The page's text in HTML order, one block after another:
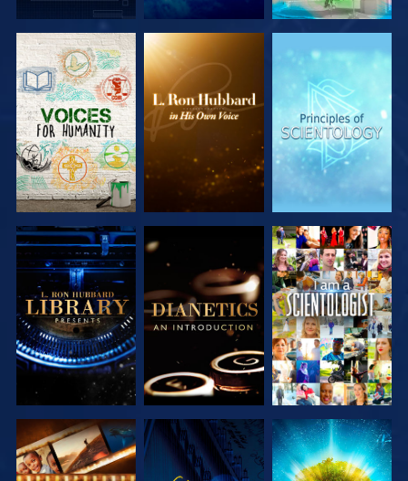
DÉCOUVRIR
LES SÉRIES
DÉCOUVRIR
LES SÉRIES
DÉCOUVRIR
LES SÉRIES
DÉCOUVRIR
LES SÉRIES
DÉCOUVRIR
LES SÉRIES
REGARDER
DÉCOUVRIR
REGARDER
DÉCOUVRIR